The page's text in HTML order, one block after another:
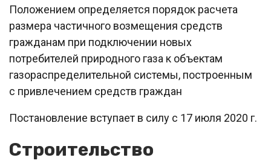
Положением определяется порядок расчета
размера частичного возмещения средств
гражданам при подключении новых
потребителей природного газа к объектам
газораспределительной системы, построенным
с привлечением средств граждан
Постановление вступает в силу с 17 июля 2020 г.
Строительство